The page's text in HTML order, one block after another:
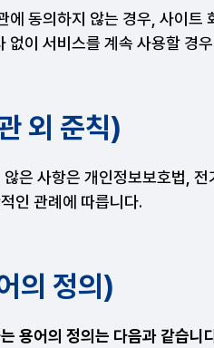
에 동의하지 않는 경우, 사이
없이 서비스를 계속 사용할 경
외 준칙)
은 사항은 개인정보보호법,
인 관례에 따릅니다.
의 정의)
용어의 정의는 다음과 같습니